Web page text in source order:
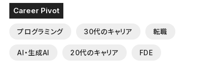
Career Pivot
プログラミング 30代のキャリア 転職
AI・生成AI 20代のキャリア FDE